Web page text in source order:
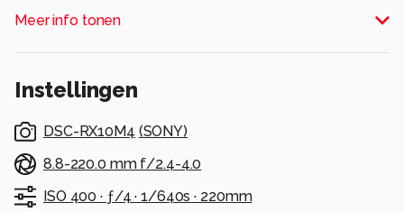
Alle rechten voorbehouden
Meer info tonen
Instellingen
DSC-RX10M4 (SONY)
8.8-220.0 mm f/2.4-4.0
ISO 400 · ƒ/4 ·1/640s · 220mm